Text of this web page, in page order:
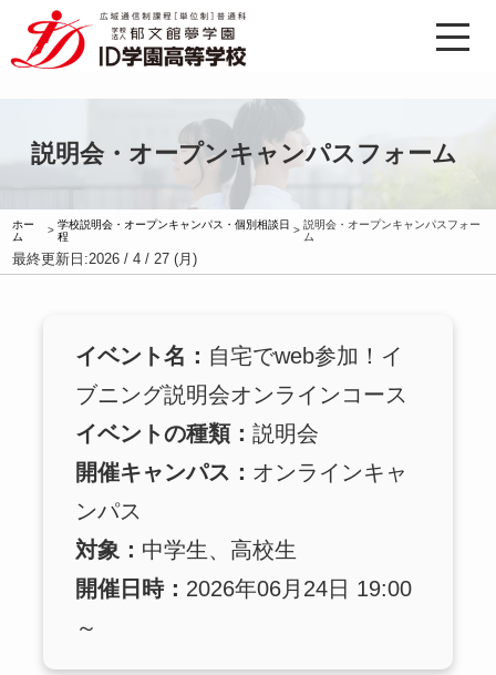
説明会・オープンキャンパスフォーム
ホー
ム
> 学校説明会・オープンキャンパス・個別相談日
程
>説明会・オープンキャンパスフォー
ム
最終更新日:2026 / 4 / 27 (月)
イベント名： 自宅でweb参加！イ
ブニング説明会オンラインコース
イベントの種類：説明会
開催キャンパス： オンラインキャ
ンパス
対象： 中学生、高校生
開催日時： 2026年06月24日 19:00
～